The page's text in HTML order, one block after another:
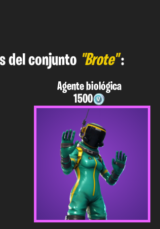
del conjunto "Brote":
Agente biológica
1500